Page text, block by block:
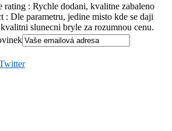
rating : Rychle dodani, kvalitne zabaleno
: Dle parametru, jedine misto kde se daji
kvalitni slunecni bryle za rozumnou cenu.